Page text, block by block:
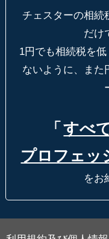
チェスターの相続
だけ
1円でも相続税を
ないように、
また
「 すべ
プロフェッ
をお